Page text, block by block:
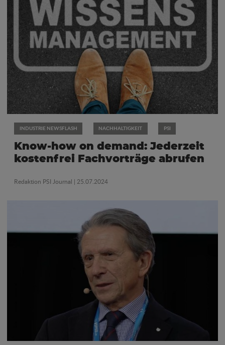
INDUSTRIE NEWSFLASH NACHHALTIGKEIT PSI
Know-how on demand: Jederzeit
kostenfrei Fachvorträge abrufen
Redaktion PSI Journal | 25.07.2024